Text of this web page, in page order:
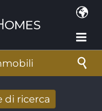
di ricerca